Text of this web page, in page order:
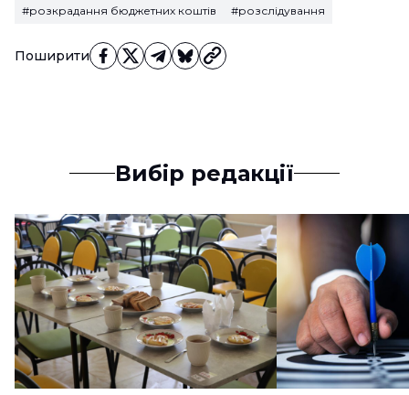
Поширити
#розкрадання бюджетних коштів
#розслідування
Вибір редакції